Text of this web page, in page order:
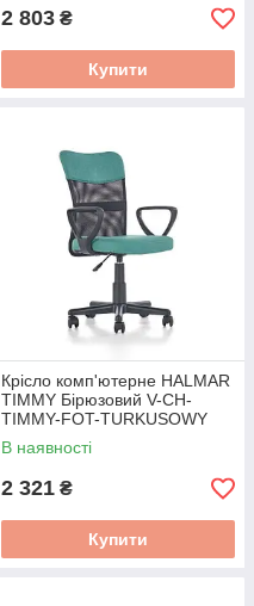
2 803 ₴
Купити
Крісло комп'ютерне HALMAR
TIMMY Бірюзовий V-CH-
TIMMY-FOT-TURKUSOWY
В наявності
2 321 ₴
Купити